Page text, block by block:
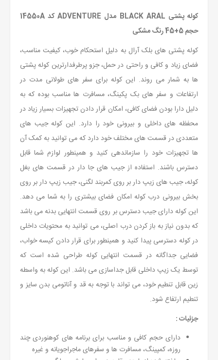
کوله پشتی BLACK ARAL مدل ADVENTURE کد 14550A
حجم 5+45 رنگ مشکی
کوله پشتی های بلک آرال به دلیل استحکام خوب، کیفیت مناسب،
فضای زیاد و کافی و راحتی در حمل، جزو پرطرفدارترین کوله پشتی
ها به شمار می روند. این کوله برای سفر های طولانی مدت در
ارتفاعات و سفر های بک پکینگ، مسافرت ها مناسب بوده که به
دلیل دارا بودن فضای کافی، امکان قرار دادن تجهیزات بسیار زیاد در
محفظه های داخلی و بیرونی خود را دارد. این کوله جیب های
متعددی در قسمت های مختلف خود دارد که می توانید به کمک آن
ها تجهیزات خود را سازماندهی کنید و همینطور لوازم شما قابل
دسترس باشند. استفاده از جیب های جا دار در قسمت های بغل
کوله، جیب های زیپ دار بر روی کمربند لگنی، جیب زیپ دار بر روی
بخش بیرونی درب کوله امکان فضای بیشتری را به شما می دهد.
این کوله دارای جیب دسترس بر روی قسمت انتهایی بدنه می باشد
که بدون نیاز به باز کردن درب اصلی، می توانید به محتویات داخلی
در کوله دسترسی پیدا کنید و همینطور برای قرار دادن کیسه خواب،
فضایی جداگانه در قسمت انتهایی کوله طراحی شده است که
توسط یک زیپ داخلی قابل جداسازی می باشد. این کوله به واسطه
زین قابل تنطیم خود، می تواند با توجه به قد و آناتومی بدن سایز و
تنطیم ارتفاع شود.
جزئیات :
دارای حجم کافی و مناسب برای برنامه های کوهنوردی چند
روزه، کمپینگ، مسافرت ها و سفرهای ماجراجویانه و غیره